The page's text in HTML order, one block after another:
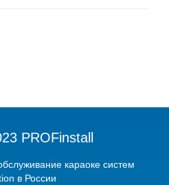
PROFinstall
караоке систем
в России